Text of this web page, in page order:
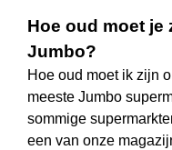
Hoe oud moet je
Jumbo?
Hoe oud moet ik zijn
meeste Jumbo
sommige
een van onze